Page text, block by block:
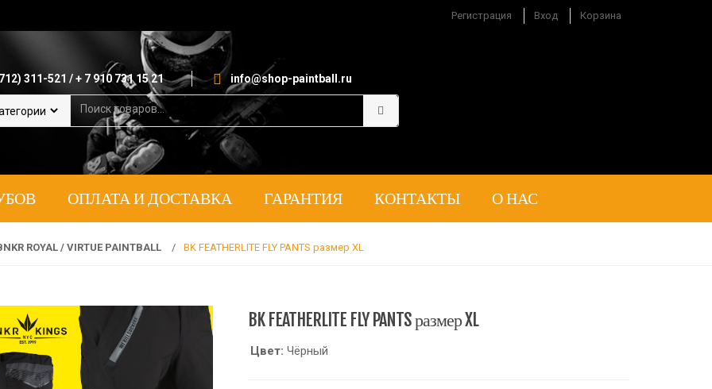
Регистрация Вход Корзина
311-521 / + 7 910 731 15 21 info@shop-paintball.ru
f
:
ОПЛАТА И ДОСТАВКА ГАРАНТИЯ КОНТАКТЫ О НАС
ROYAL / VIRTUE PAINTBALL / BK FEATHERLITE FLY PANTS размер XL
BK FEATHERLITE FLY PANTS размер XL
Цвет:Чёрный